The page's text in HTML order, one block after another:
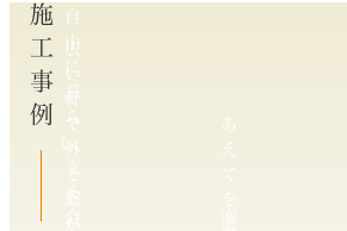
施工事例
広
い
軒
で
外
と
繋
が
あ
え
て
を
選
自
由
に
暮
ら
し、
支
え
合
空